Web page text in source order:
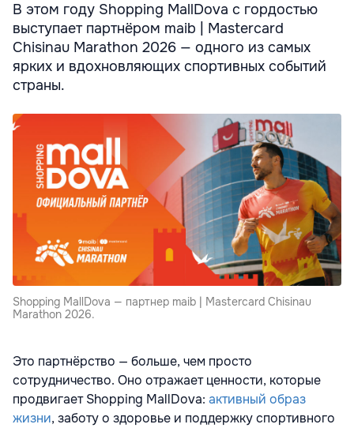
В этом году Shopping MallDova с гордостью
выступает партнёром maib | Mastercard
Chisinau Marathon 2026 — одного из самых
ярких и вдохновляющих спортивных событий
страны.
Shopping MallDova — партнер maib | Mastercard Chisinau
Marathon 2026.
Это партнёрство — больше, чем просто
сотрудничество. Оно отражает ценности, которые
продвигает Shopping MallDova: активный образ
жизни, заботу о здоровье и поддержку спортивного